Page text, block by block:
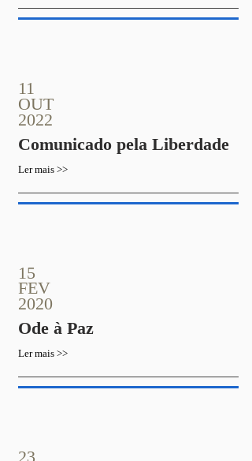
11
OUT
2022
Comunicado pela Liberdade
Ler mais >>
15
FEV
2020
Ode à Paz
Ler mais >>
23